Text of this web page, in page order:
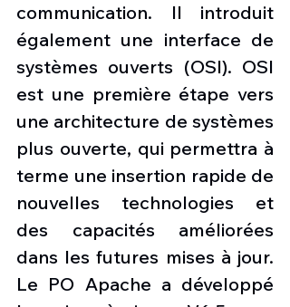
communication. Il introduit
également une interface de
systèmes ouverts (OSI). OSI
est une première étape vers
une architecture de systèmes
plus ouverte, qui permettra à
terme une insertion rapide de
nouvelles technologies et
des capacités améliorées
dans les futures mises à jour.
Le PO Apache a développé